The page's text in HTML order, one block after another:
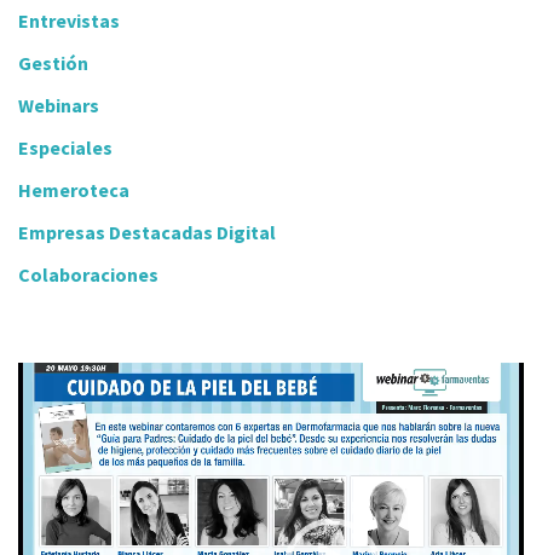
Entrevistas
Gestión
Webinars
Especiales
Hemeroteca
Empresas Destacadas Digital
Colaboraciones
Video
Player